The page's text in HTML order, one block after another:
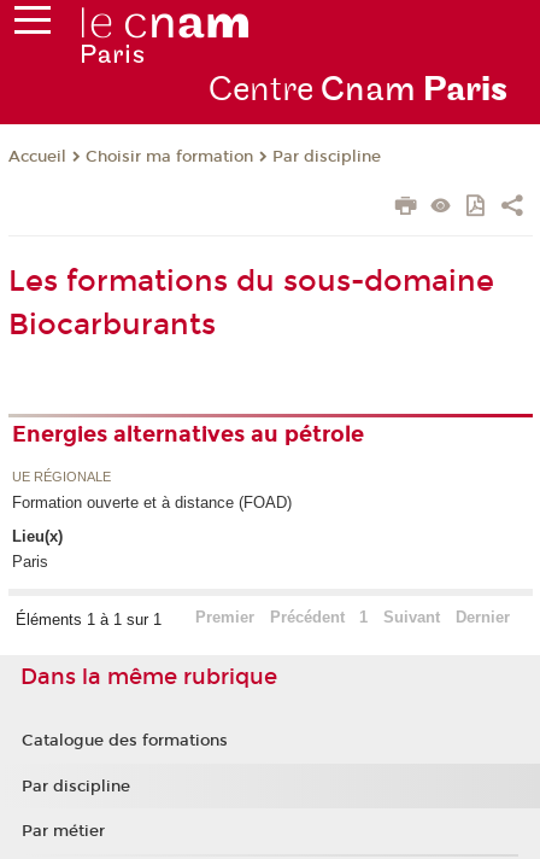
Centre Cnam Paris
Accueil Choisir ma formation Par discipline
Les formations du sous-domaine
Biocarburants
Energies alternatives au pétrole
UE RÉGIONALE
Formation ouverte et à distance (FOAD)
Lieu(x)
Paris
Éléments 1 à 1 sur 1 Premier Précédent 1 Suivant Dernier
Dans la même rubrique
Catalogue des formations
Par discipline
Par métier